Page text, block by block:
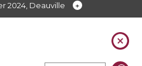
2024, Deauville